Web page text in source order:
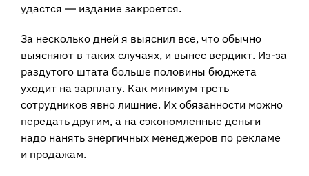
удастся ― издание закроется.
За несколько дней я выяснил все, что обычно
выясняют в таких случаях, и вынес вердикт. Из-за
раздутого штата больше половины бюджета
уходит на зарплату. Как минимум треть
сотрудников явно лишние. Их обязанности можно
передать другим, а на сэкономленные деньги
надо нанять энергичных менеджеров по рекламе
и продажам.